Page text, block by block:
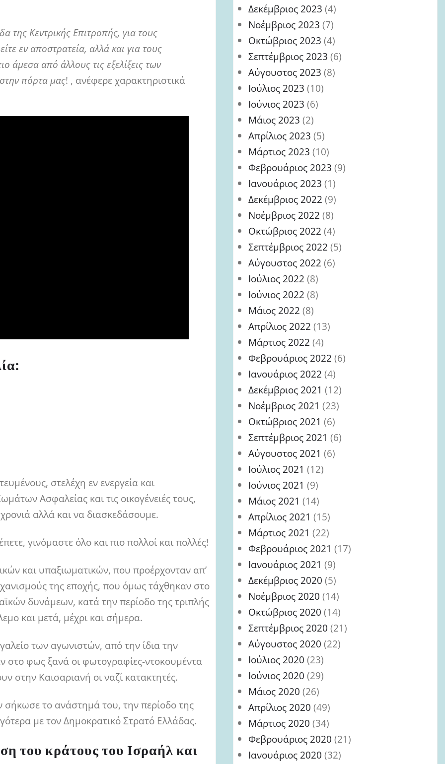
της Κεντρικής Επιτροπής, για τους
εν αποστρατεία, αλλά και για τους
άμεσα από άλλους τις εξελίξεις των
πόρτα μας! , ανέφερε χαρακτηριστικά
στελέχη εν ενεργεία και
Ασφαλείας και τις οικογένειές τους,
αλλά και να διασκεδάσουμε.
γινόμαστε όλο και πιο πολλοί και πολλές!
και υπαξιωματικών, που προέρχονταν απ’
της εποχής, που όμως τάχθηκαν στο
δυνάμεων, κατά την περίοδο της τριπλής
και μετά, μέχρι και σήμερα.
των αγωνιστών, από την ίδια την
στο φως ξανά οι φωτογραφίες-ντοκουμέντα
στην Καισαριανή οι ναζί κατακτητές.
σήκωσε το ανάστημά του, την περίοδο της
με τον Δημοκρατικό Στρατό Ελλάδας.
του κράτους του Ισραήλ και
Δεκέμβριος 2023 (4)
Νοέμβριος 2023 (7)
Οκτώβριος 2023 (4)
Σεπτέμβριος 2023 (6)
Αύγουστος 2023 (8)
Ιούλιος 2023 (10)
Ιούνιος 2023 (6)
Μάιος 2023 (2)
Απρίλιος 2023 (5)
Μάρτιος 2023 (10)
Φεβρουάριος 2023 (9)
Ιανουάριος 2023 (1)
Δεκέμβριος 2022 (9)
Νοέμβριος 2022 (8)
Οκτώβριος 2022 (4)
Σεπτέμβριος 2022 (5)
Αύγουστος 2022 (6)
Ιούλιος 2022 (8)
Ιούνιος 2022 (8)
Μάιος 2022 (8)
Απρίλιος 2022 (13)
Μάρτιος 2022 (4)
Φεβρουάριος 2022 (6)
Ιανουάριος 2022 (4)
Δεκέμβριος 2021 (12)
Νοέμβριος 2021 (23)
Οκτώβριος 2021 (6)
Σεπτέμβριος 2021 (6)
Αύγουστος 2021 (6)
Ιούλιος 2021 (12)
Ιούνιος 2021 (9)
Μάιος 2021 (14)
Απρίλιος 2021 (15)
Μάρτιος 2021 (22)
Φεβρουάριος 2021 (17)
Ιανουάριος 2021 (9)
Δεκέμβριος 2020 (5)
Νοέμβριος 2020 (14)
Οκτώβριος 2020 (14)
Σεπτέμβριος 2020 (21)
Αύγουστος 2020 (22)
Ιούλιος 2020 (23)
Ιούνιος 2020 (29)
Μάιος 2020 (26)
Απρίλιος 2020 (49)
Μάρτιος 2020 (34)
Φεβρουάριος 2020 (21)
Ιανουάριος 2020 (32)